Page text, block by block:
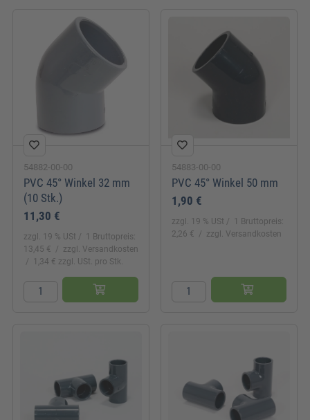
54882-00-00
PVC 45° Winkel 32 mm
(10 Stk.)
11,30 €
zzgl. 19 % USt
1 Bruttopreis:
13,45 €
zzgl. Versandkosten
1,34 € zzgl. USt. pro Stk.
54883-00-00
PVC 45° Winkel 50 mm
1,90 €
zzgl. 19 % USt
1 Bruttopreis:
2,26 €
zzgl. Versandkosten